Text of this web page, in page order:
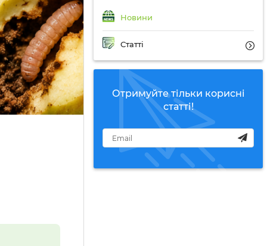
Новини
Статті
Отримуйте тільки корисні
статті!